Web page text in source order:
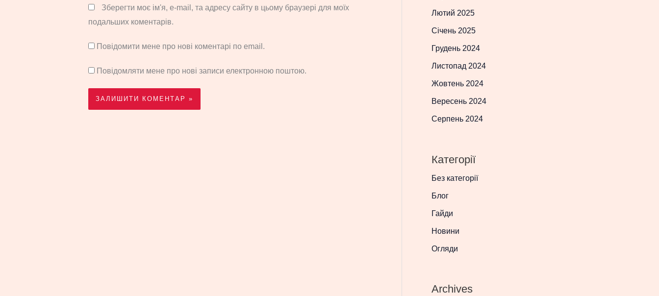
Зберегти моє ім'я, e-mail, та адресу сайту в цьому браузері для моїх
подальших коментарів.
Повідомити мене про нові коментарі по email.
Повідомляти мене про нові записи електронною поштою.
Лютий 2025
Січень 2025
Грудень 2024
Листопад 2024
Жовтень 2024
Вересень 2024
Серпень 2024
Категорії
Без категорії
Блог
Гайди
Новини
Огляди
Archives